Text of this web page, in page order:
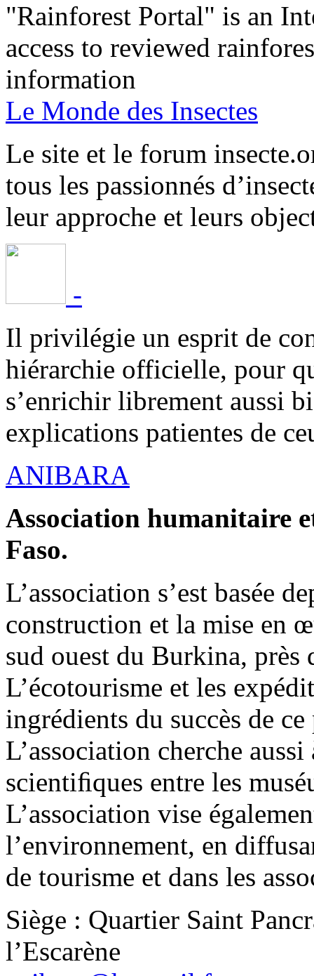
"Rainforest Portal" is an
access to reviewed
information
Le Monde des Insectes
Le site et le forum
tous les passionnés
leur approche et leurs
-
Il privilégie un esprit de
hiérarchie officielle, pour
s’enrichir librement aussi
explications patientes de
ANIBARA
Association humanitaire
Faso.
L’association s’est basée
construction et la mise en
sud ouest du Burkina,
L’écotourisme et les
ingrédients du succès de
L’association cherche
scientiﬁques entre les
L’association vise
l’environnement, en
de tourisme et dans les
Siège : Quartier Saint
l’Escarène